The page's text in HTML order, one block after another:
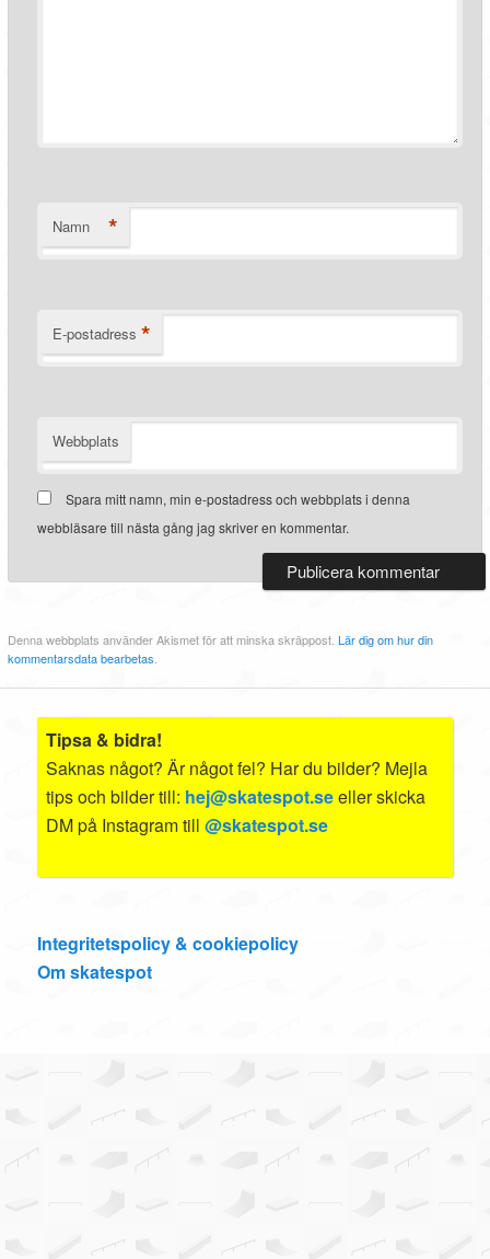
Namn *
E-postadress *
Webbplats
Spara mitt namn, min e-postadress och webbplats i denna
webbläsare till nästa gång jag skriver en kommentar.
Denna webbplats använder Akismet för att minska skräppost.Lär dig om hur din
kommentarsdata bearbetas.
Tipsa & bidra!
Saknas något? Är något fel? Har du bilder? Mejla
tips och bilder till: hej@skatespot.seeller skicka
DM på Instagram till@skatespot.se
Integritetspolicy & cookiepolicy
Om skatespot